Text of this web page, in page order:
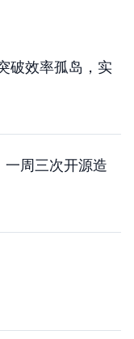
破效率孤岛，实
周三次开源造